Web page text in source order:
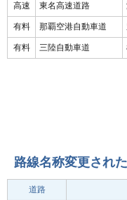
高速 東名高速道路
有料 那覇空港自動車道
有料 三陸自動車道
路線名称変更され
道路